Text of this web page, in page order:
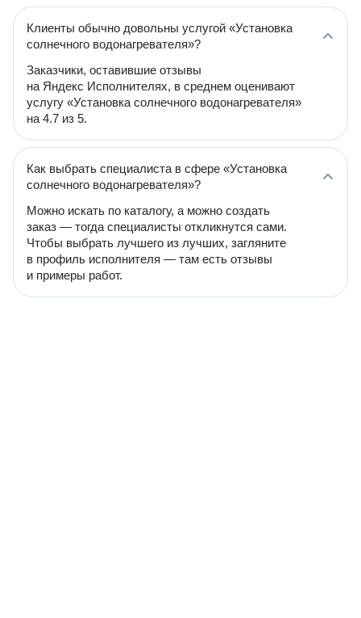
Клиенты обычно довольны услугой «Установка
солнечного водонагревателя»?
Заказчики, оставившие отзывы
на Яндекс Исполнителях, в среднем оценивают
услугу «Установка солнечного водонагревателя»
на 4.7 из 5.
Как выбрать специалиста в сфере «Установка
солнечного водонагревателя»?
Можно искать по каталогу, а можно создать
заказ — тогда специалисты откликнутся сами.
Чтобы выбрать лучшего из лучших, загляните
в профиль исполнителя — там есть отзывы
и примеры работ.